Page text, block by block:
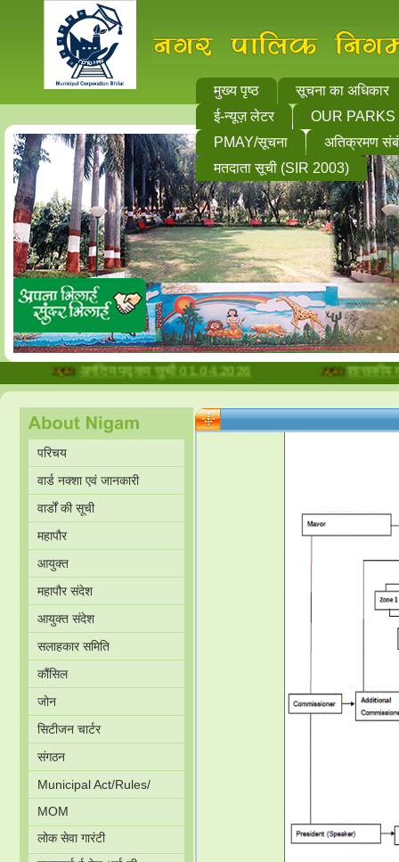
मुख्य पृष्ठ
सूचना का अधिकार
ई-न्यूज़ लेटर
OUR PARKS
PMAY/सूचना
अतिक्रमण
मतदाता सूची (SIR 2003)
अनंतिम पद्र्कम सूची 01.04.2026 शासकीय
परिचय
वार्ड नक्शा एवं जानकारी
वार्डों की सूची
महापौर
आयुक्त
महापौर संदेश
आयुक्त संदेश
सलाहकार समिति
कौंसिल
जोन
सिटीजन चार्टर
संगठन
Municipal Act/Rules/
MOM
लोक सेवा गारंटी